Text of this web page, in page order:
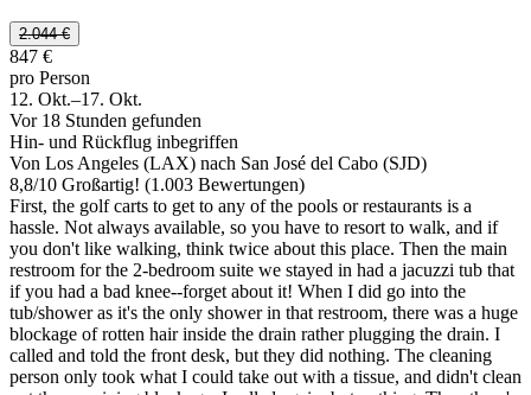
2.044 €
847 €
pro Person
12. Okt.–17. Okt.
Vor 18 Stunden gefunden
Hin- und Rückflug inbegriffen
Von Los Angeles (LAX) nach San José del Cabo (SJD)
8,8/10 Großartig! (1.003 Bewertungen)
First, the golf carts to get to any of the pools or restaurants is a
hassle. Not always available, so you have to resort to walk, and if
you don't like walking, think twice about this place. Then the main
restroom for the 2-bedroom suite we stayed in had a jacuzzi tub that
if you had a bad knee--forget about it! When I did go into the
tub/shower as it's the only shower in that restroom, there was a huge
blockage of rotten hair inside the drain rather plugging the drain. I
called and told the front desk, but they did nothing. The cleaning
person only took what I could take out with a tissue, and didn't clean